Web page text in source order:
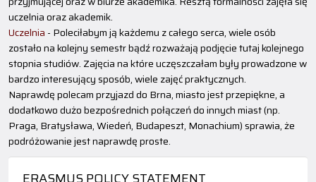
uczelnia oraz akademik.
Uczelnia - Poleciłabym ją każdemu z całego serca, wiele osób
zostało na kolejny semestr bądź rozważają podjęcie tutaj kolejnego
stopnia studiów. Zajęcia na które uczęszczałam były prowadzone w
bardzo interesujący sposób, wiele zajęć praktycznych.
Naprawdę polecam przyjazd do Brna, miasto jest przepiękne, a
dodatkowo dużo bezpośrednich połączeń do innych miast (np.
Praga, Bratysława, Wiedeń, Budapeszt, Monachium) sprawia, że
podróżowanie jest naprawdę proste.